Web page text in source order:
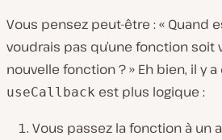
Vous pensez peut-être : « Quand
voudrais pas qu’une fonction
nouvelle fonction ? » Eh bien, il y
useCallback est plus logique :
Vous passez la fonction à un